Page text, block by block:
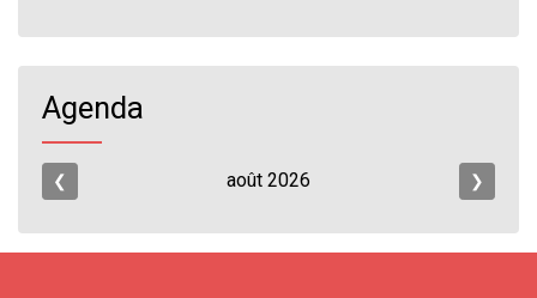
Agenda
❮ août 2026 ❯